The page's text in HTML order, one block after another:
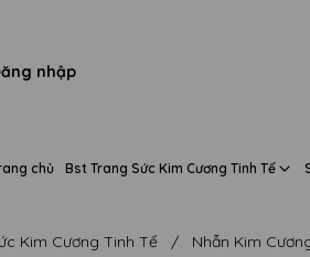
chủ Bst Trang Sức Kim Cương Tinh Tế
nhập
Kim Cương Tinh Tế / Nhẫn Kim